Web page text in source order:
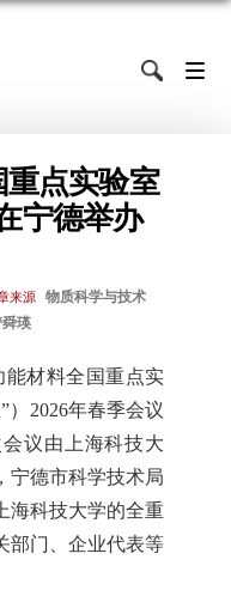
点实验室
宁德举办
来源
物质科学与技术
瑛
能材料全国重点实
）2026年春季会议
议由上海科技大
宁德市科学技术局
海科技大学的全重
部门、企业代表等